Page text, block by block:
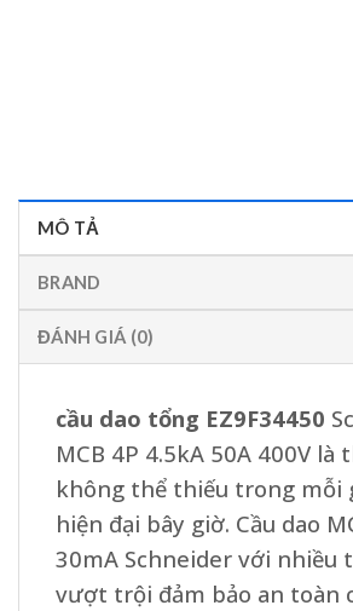
MÔ TẢ
BRAND
ĐÁNH GIÁ (0)
cầu dao tổng EZ9F34450
MCB 4P 4.5kA 50A 400V là
không thể thiếu trong mỗi
hiện đại bây giờ. Cầu dao
30mA Schneider với nhiều
vượt trội đảm bảo an toàn